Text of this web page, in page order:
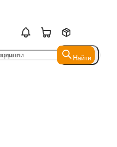
Найти
Найти